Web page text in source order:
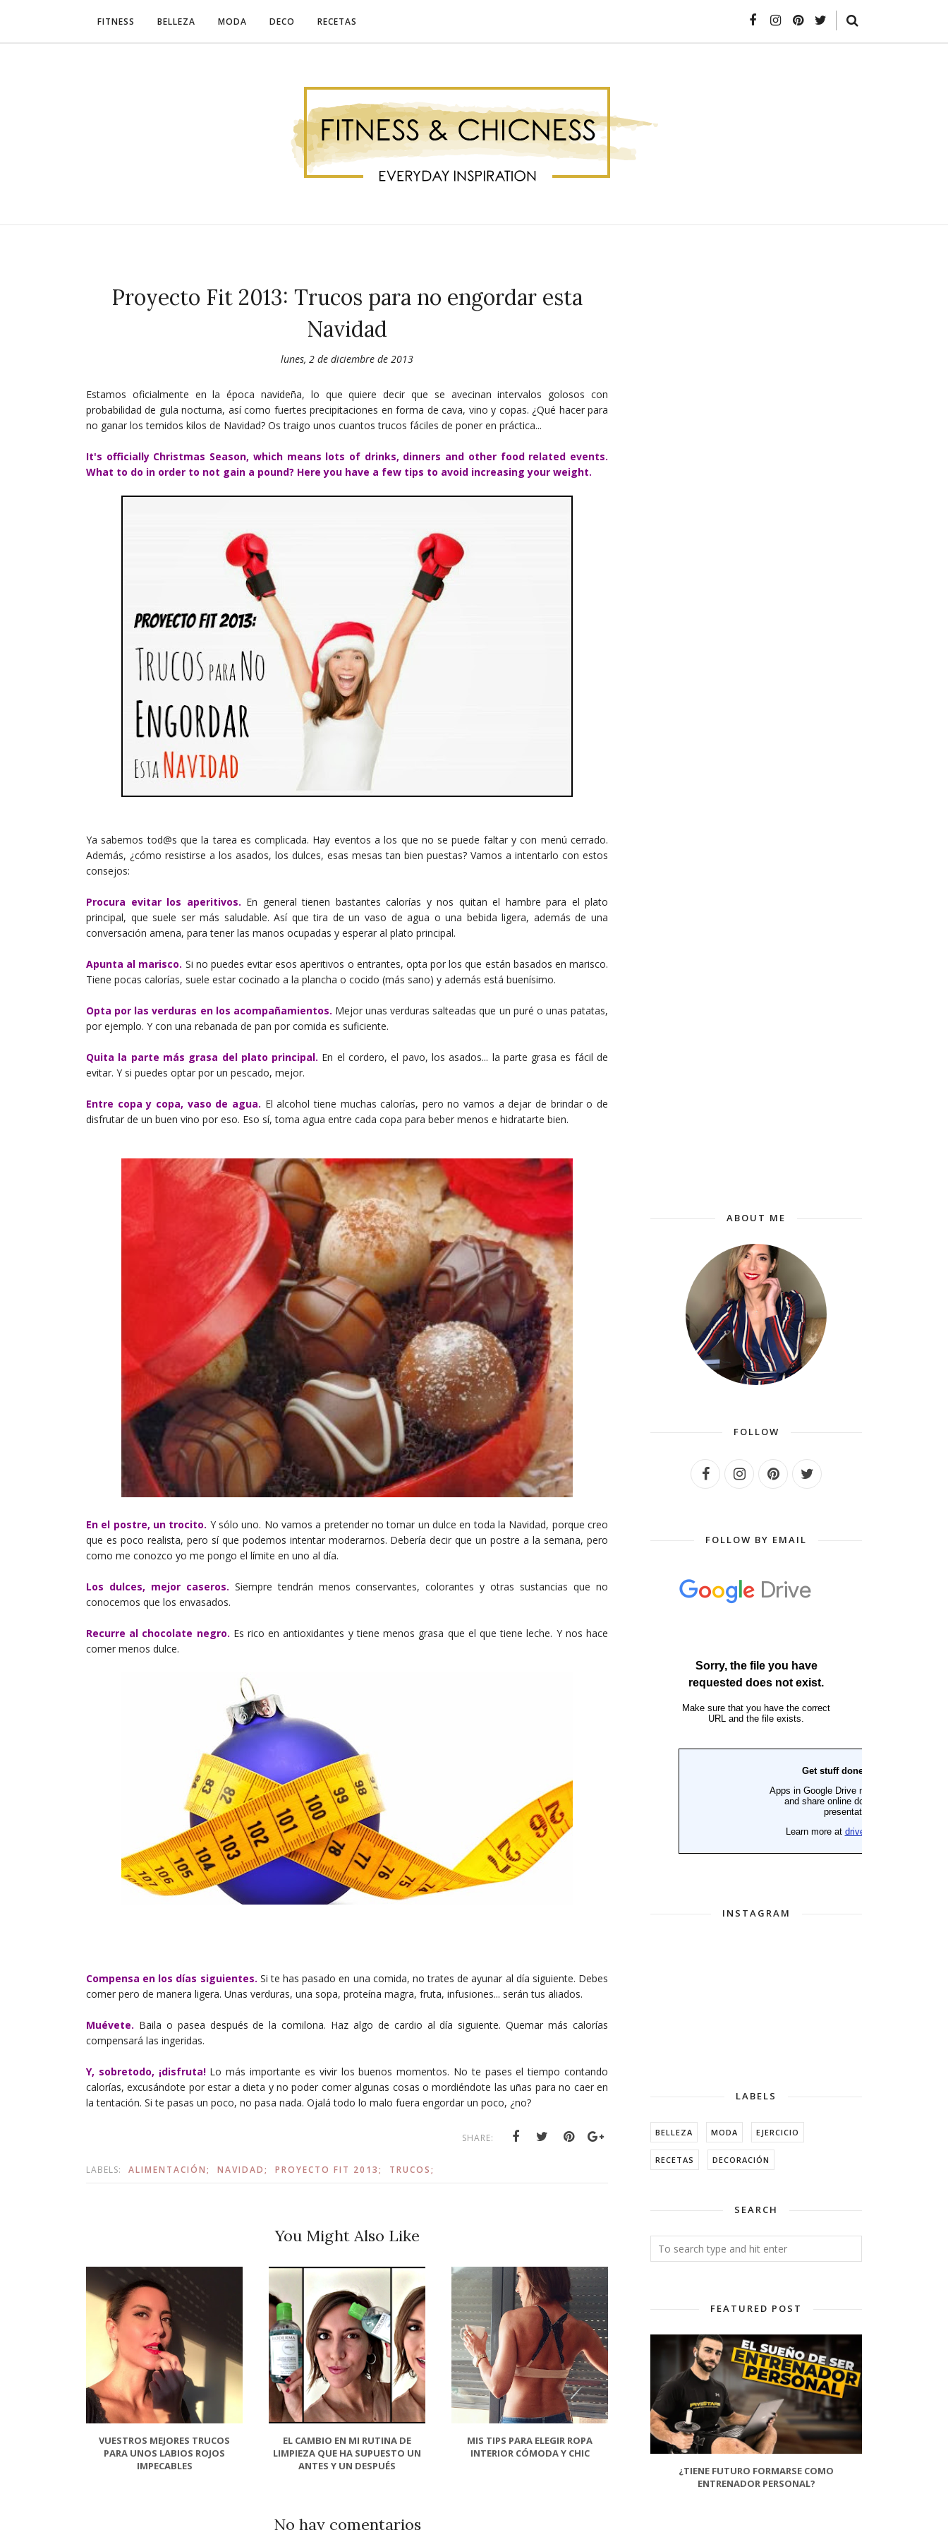
FITNESS BELLEZA MODA DECO RECETAS
Proyecto Fit 2013: Trucos para no engordar esta
Navidad
lunes, 2 de diciembre de 2013
Estamos oficialmente en la época navideña, lo que quiere decir que se avecinan intervalos golosos con
probabilidad de gula nocturna, así como fuertes precipitaciones en forma de cava, vino y copas. ¿Qué hacer para
no ganar los temidos kilos de Navidad? Os traigo unos cuantos trucos fáciles de poner en práctica...
It's officially Christmas Season, which means lots of drinks, dinners and other food related events.
What to do in order to not gain a pound? Here you have a few tips to avoid increasing your weight.
Ya sabemos tod@s que la tarea es complicada. Hay eventos a los que no se puede faltar y con menú cerrado.
Además, ¿cómo resistirse a los asados, los dulces, esas mesas tan bien puestas? Vamos a intentarlo con estos
consejos:
Procura evitar los aperitivos. En general tienen bastantes calorías y nos quitan el hambre para el plato
principal, que suele ser más saludable. Así que tira de un vaso de agua o una bebida ligera, además de una
conversación amena, para tener las manos ocupadas y esperar al plato principal.
Apunta al marisco. Si no puedes evitar esos aperitivos o entrantes, opta por los que están basados en marisco.
Tiene pocas calorías, suele estar cocinado a la plancha o cocido (más sano) y además está buenísimo.
Opta por las verduras en los acompañamientos. Mejor unas verduras salteadas que un puré o unas patatas,
por ejemplo. Y con una rebanada de pan por comida es suficiente.
Quita la parte más grasa del plato principal. En el cordero, el pavo, los asados... la parte grasa es fácil de
evitar. Y si puedes optar por un pescado, mejor.
Entre copa y copa, vaso de agua. El alcohol tiene muchas calorías, pero no vamos a dejar de brindar o de
disfrutar de un buen vino por eso. Eso sí, toma agua entre cada copa para beber menos e hidratarte bien.
En el postre, un trocito. Y sólo uno. No vamos a pretender no tomar un dulce en toda la Navidad, porque creo
que es poco realista, pero sí que podemos intentar moderarnos. Debería decir que un postre a la semana, pero
como me conozco yo me pongo el límite en uno al día.
Los dulces, mejor caseros. Siempre tendrán menos conservantes, colorantes y otras sustancias que no
conocemos que los envasados.
Recurre al chocolate negro. Es rico en antioxidantes y tiene menos grasa que el que tiene leche. Y nos hace
comer menos dulce.
Compensa en los días siguientes. Si te has pasado en una comida, no trates de ayunar al día siguiente. Debes
comer pero de manera ligera. Unas verduras, una sopa, proteína magra, fruta, infusiones... serán tus aliados.
Muévete. Baila o pasea después de la comilona. Haz algo de cardio al día siguiente. Quemar más calorías
compensará las ingeridas.
Y, sobretodo, ¡disfruta!Lo más importante es vivir los buenos momentos. No te pases el tiempo contando
calorías, excusándote por estar a dieta y no poder comer algunas cosas o mordiéndote las uñas para no caer en
la tentación. Si te pasas un poco, no pasa nada. Ojalá todo lo malo fuera engordar un poco, ¿no?
SHARE:
LABELS: ALIMENTACIÓN; NAVIDAD; PROYECTO FIT 2013; TRUCOS;
You Might Also Like
VUESTROS MEJORES TRUCOS
PARA UNOS LABIOS ROJOS
IMPECABLES
EL CAMBIO EN MI RUTINA DE
LIMPIEZA QUE HA SUPUESTO UN
ANTES Y UN DESPUÉS
MIS TIPS PARA ELEGIR ROPA
INTERIOR CÓMODA Y CHIC
No hay comentarios
ABOUT ME
FOLLOW
FOLLOW BY EMAIL
INSTAGRAM
LABELS
BELLEZA MODA EJERCICIO
RECETAS DECORACIÓN
SEARCH
FEATURED POST
¿TIENE FUTURO FORMARSE COMO
ENTRENADOR PERSONAL?